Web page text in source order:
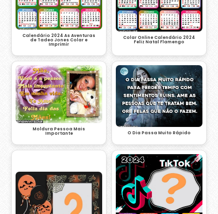
Calendário 2024 As Aventuras
de Tadeo Jones Colar e
Imprimir
Colar Online Calendário 2024
Feliz Natal Flamengo
Moldura Pessoa Mais
Importante O Dia Passa Muito Rápido